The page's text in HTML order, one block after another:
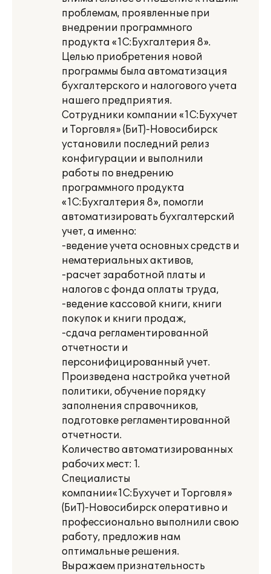
проблемам, проявленные при
внедрении программного
продукта «1С:Бухгалтерия 8».
Целью приобретения новой
программы была автоматизация
бухгалтерского и налогового учета
нашего предприятия.
Сотрудники компании «1С:Бухучет
и Торговля» (БиТ)-Новосибирск
установили последний релиз
конфигурации и выполнили
работы по внедрению
программного продукта
«1С:Бухгалтерия 8», помогли
автоматизировать бухгалтерский
учет, а именно:
-ведение учета основных средств и
нематериальных активов,
-расчет заработной платы и
налогов с фонда оплаты труда,
-ведение кассовой книги, книги
покупок и книги продаж,
-сдача регламентированной
отчетности и
персонифицированный учет.
Произведена настройка учетной
политики, обучение порядку
заполнения справочников,
подготовке регламентированной
отчетности.
Количество автоматизированных
рабочих мест: 1.
Специалисты
компании«1С:Бухучет и Торговля»
(БиТ)-Новосибирск оперативно и
профессионально выполнили свою
работу, предложив нам
оптимальные решения.
Выражаем признательность